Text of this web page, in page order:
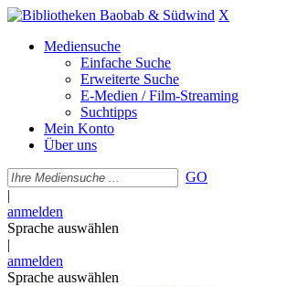
X
Mediensuche
Einfache Suche
Erweiterte Suche
E-Medien / Film-Streaming
Suchtipps
Mein Konto
Über uns
GO
|
anmelden
Sprache auswählen
|
anmelden
Sprache auswählen